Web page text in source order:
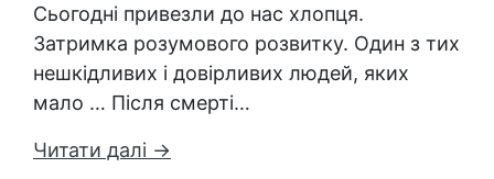
Сьогодні привезли до нас хлопця.
Затримка розумового розвитку. Один з тих
нешкідливих і довірливих людей, яких
мало … Після смерті…
Читати далі →